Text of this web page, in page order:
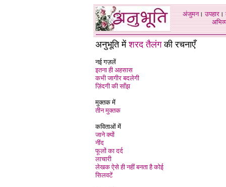
अंजुमन।उपहार।
अनुभूति मेंशरद तैलंगकी रचनाएँ
नई गज़लें
इतना ही अहसास
कभी जागीर बदलेगी
ज़िंदगी की साँझ
मुक्तक में
तीन मुक्तक
कविताओं में
जाने क्यों
नींद
फूलों का दर्द
लाचारी
लेखक ऐसे ही नहीं बनता है कोई
सिलवटें